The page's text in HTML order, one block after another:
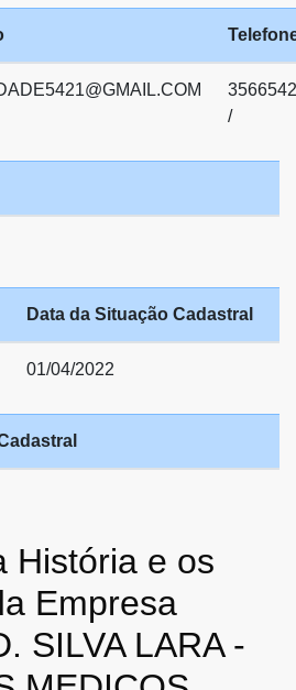
/
Data da Situação Cadastral
01/04/2022
História e os
Empresa
SILVA LARA -